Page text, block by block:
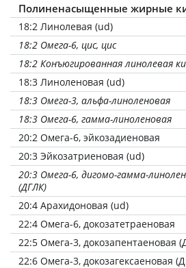
Полиненасыщенные жирные
18:2 Линолевая (ud)
18:2 Омега-6, цис, цис
18:2 Конъюгированная линолевая
18:3 Линоленовая (ud)
18:3 Омега-3, альфа-линоленовая
18:3 Омега-6, гамма-линоленовая
20:2 Омега-6, эйкозадиеновая
20:3 Эйкозатриеновая (ud)
20:3 Омега-6, дигомо-гамма-
(ДГЛК)
20:4 Арахидоновая (ud)
22:4 Омега-6, докозатетраеновая
22:5 Омега-3, докозапентаеновая
22:6 Омега-3, докозагексаеновая